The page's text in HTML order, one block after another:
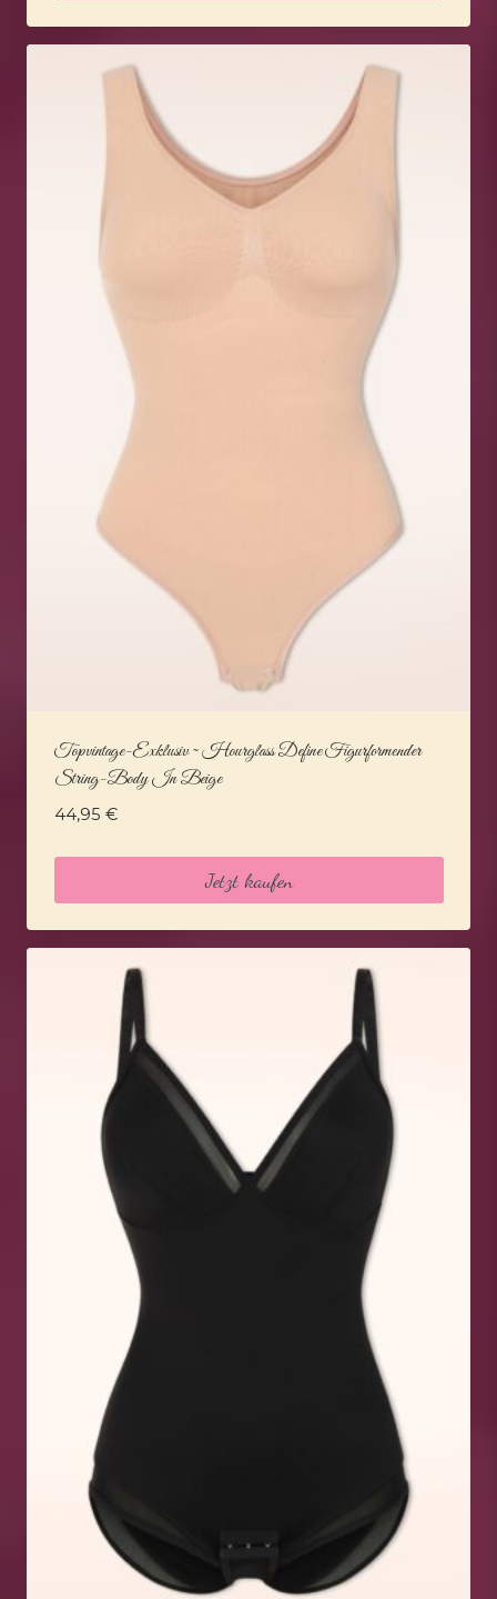
Topvintage-Exklusiv ~ Hourglass Define Figurformender
String-Body In Beige
44,95 €
Jetzt kaufen